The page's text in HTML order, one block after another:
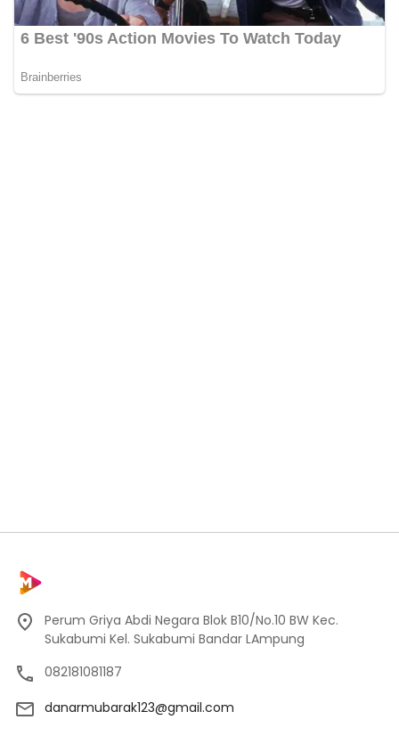
Perum Griya Abdi Negara Blok B10/No.10 BW Kec.
Sukabumi Kel. Sukabumi Bandar LAmpung
082181081187
danarmubarak123@gmail.com